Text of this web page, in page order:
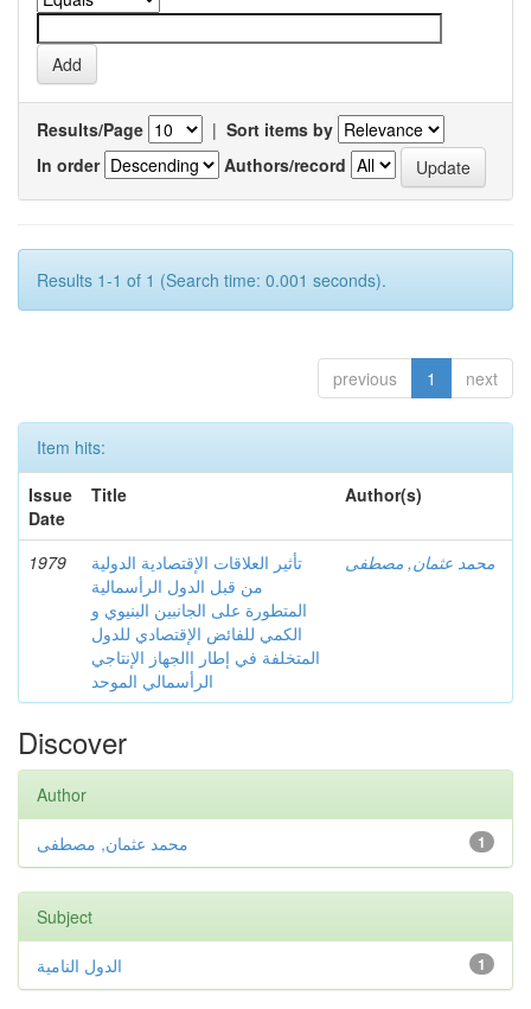
Results/Page | Sort items by
In order
Authors/record
Results 1-1 of 1 (Search time: 0.001 seconds).
previous 1 next
Item hits:
Issue
Date
Title Author(s)
1979
تأثير العلاقات الإقتصادية الدولية
من قبل الدول الرأسمالية
المتطورة على الجانبين البنيوي و
الكمي للفائض الإقتصادي للدول
المتخلفة في إطار االجهاز الإنتاجي
الرأسمالي الموحد
محمد عثمان, مصطفى
Discover
Author
1 محمد عثمان, مصطفى
Subject
1 الدول النامية